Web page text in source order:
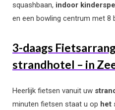
squashbaan, indoor
en een bowling centrum met 8
3-daags
strandhotel – in
Heerlijk fietsen vanuit uw
minuten fietsen staat u op het